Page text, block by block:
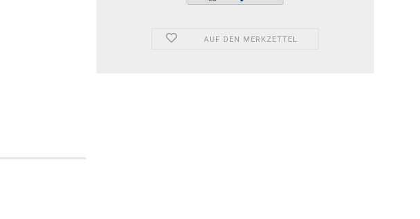
AUF DEN MERKZETTEL